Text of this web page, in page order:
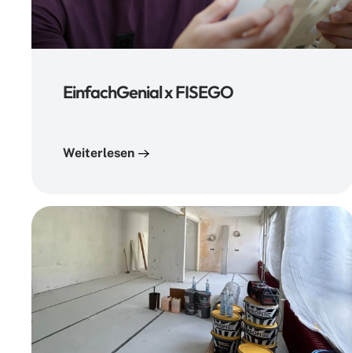
EinfachGenial x FISEGO
Weiterlesen